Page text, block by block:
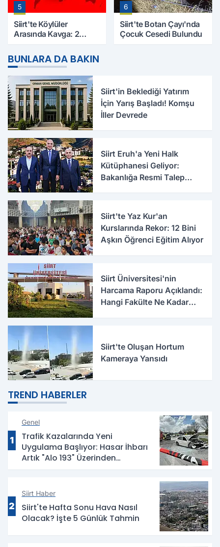
5
Siirt'te Köylüler
Arasında Kavga: 2
Ağır
6
Siirt'te Botan Çayı'nda
Çocuk Cesedi Bulundu
BUNLARA DA BAKIN
Siirt'in Beklediği Yatırım
İçin Yarış Başladı! Komşu
İller Devrede
Siirt Eruh'a Yeni Halk
Kütüphanesi Geliyor:
Bakanlığa Resmi Talep
Siirt'te Yaz Kur'an
Kurslarında Rekor: 12 Bini
Aşkın Öğrenci Eğitim Alıyor
Siirt Üniversitesi'nin
Harcama Raporu Açıklandı:
Hangi Fakülte Ne Kadar
Siirt'te Oluşan Hortum
Kameraya Yansıdı
TREND HABERLER
1
Genel
Trafik Kazalarında Yeni
Uygulama Başlıyor: Hasar İhbarı
Artık "Alo 193" Üzerinden
2
Siirt Haber
Siirt'te Hafta Sonu Hava Nasıl
Olacak? İşte 5 Günlük Tahmin